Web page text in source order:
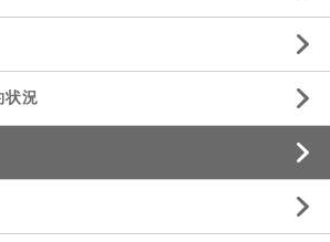
状況